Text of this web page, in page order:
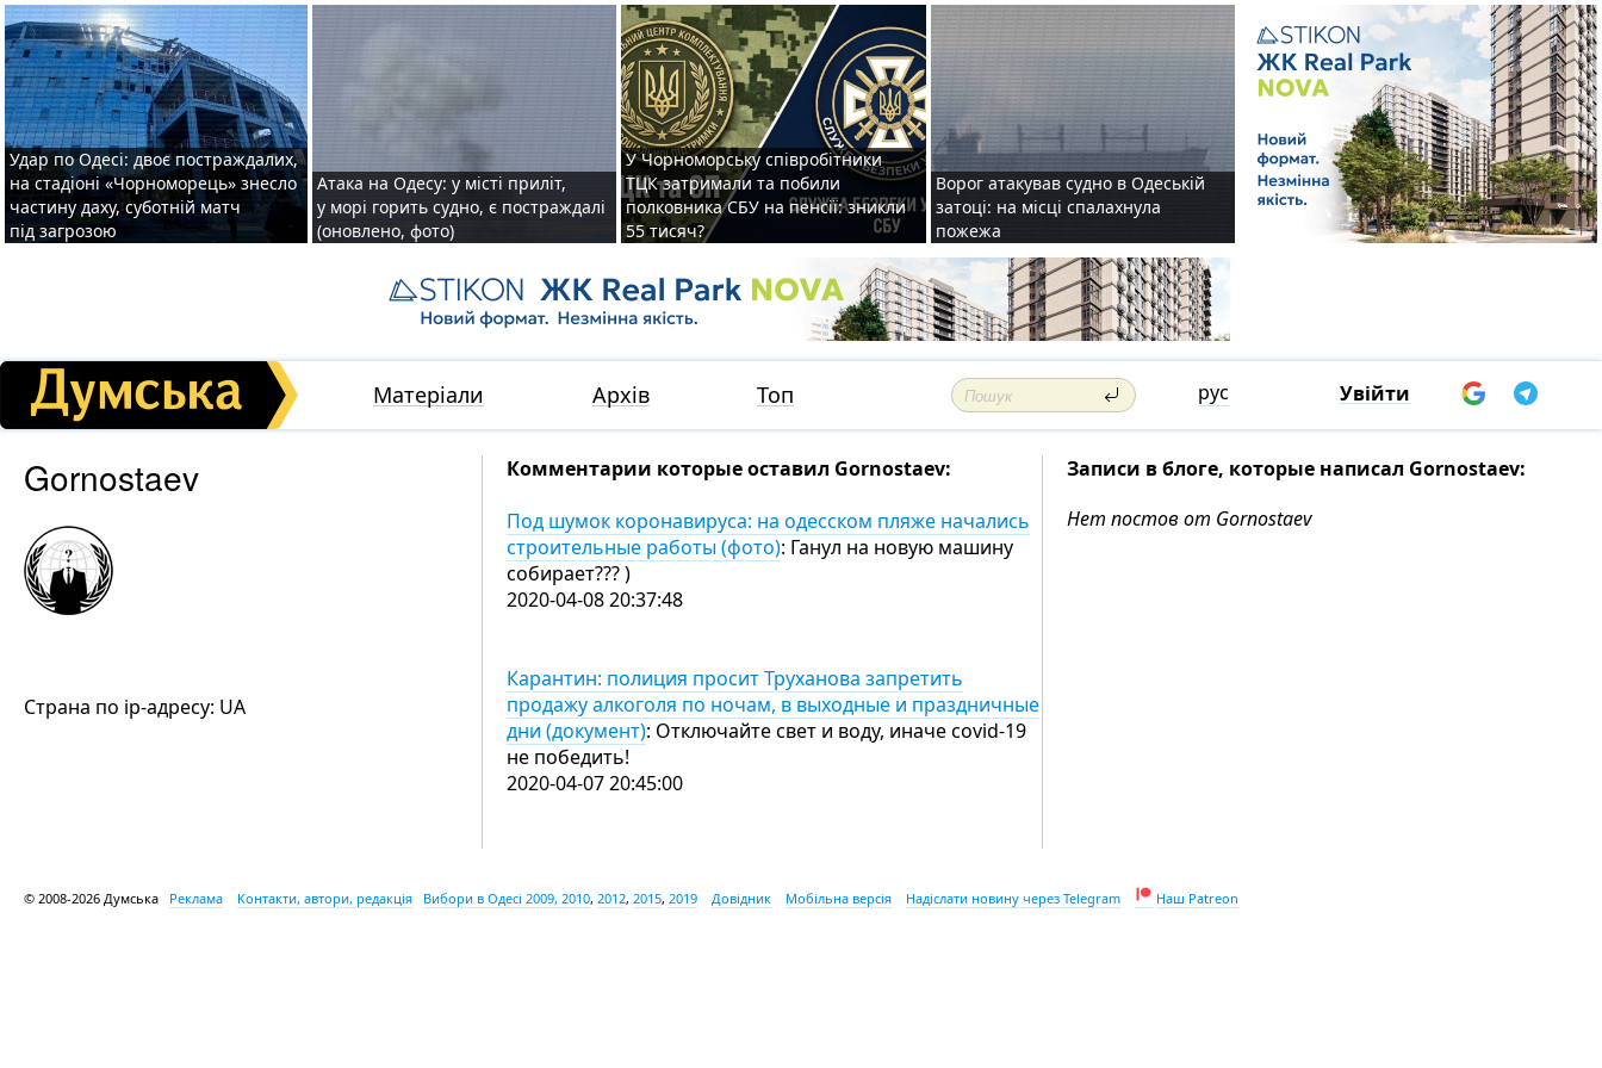
Удар по Одесі: двоє постраждалих,
на стадіоні «Чорноморець» знесло
частину даху, суботній матч
під загрозою
Атака на Одесу: у місті приліт,
у морі горить судно, є постраждалі
(оновлено, фото)
У Чорноморську співробітники
ТЦК затримали та побили
полковника СБУ на пенсії: зникли
55 тисяч?
Ворог атакував судно в Одеській
затоці: на місці спалахнула
пожежа
Матеріали Архів Топ рус Увійти
Gornostaev
Страна по ip-адресу: UA
Комментарии которые оставил Gornostaev:
Под шумок коронавируса: на одесском пляже начались
строительные работы (фото): Ганул на новую машину
собирает??? )
2020-04-08 20:37:48
Карантин: полиция просит Труханова запретить
продажу алкоголя по ночам, в выходные и праздничные
дни (документ): Отключайте свет и воду, иначе covid-19
не победить!
2020-04-07 20:45:00
Записи в блоге, которые написал Gornostaev:
Нет постов от Gornostaev
© 2008-2026 Думська Реклама Контакти, автори, редакція Вибори в Одесі 2009, 2010, 2012, 2015, 2019 Довідник Мобільна версія Надіслати новину через Telegram Наш Patreon